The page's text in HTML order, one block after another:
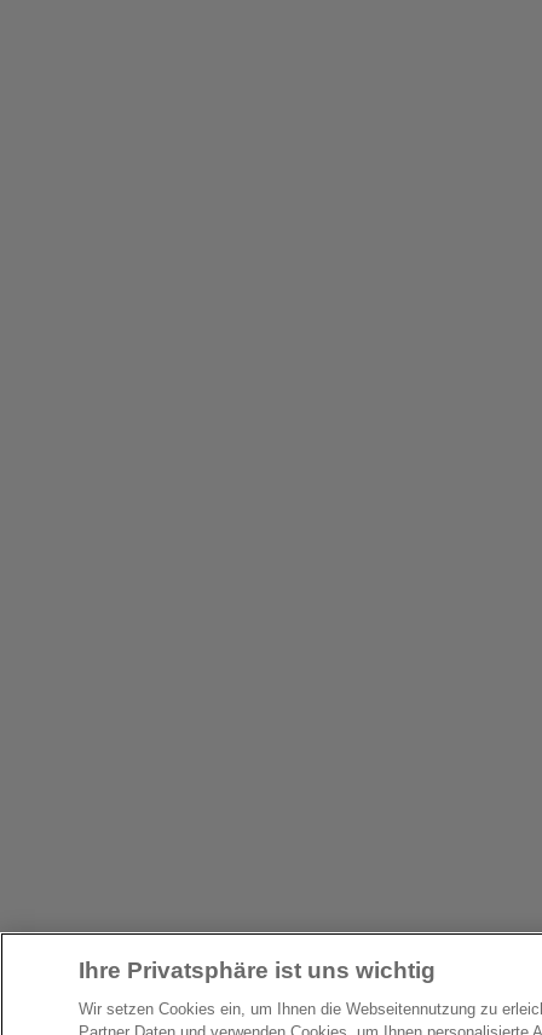
Ihre Privatsphäre ist uns wichtig
Wir setzen Cookies ein, um Ihnen die Webseitennutzung zu